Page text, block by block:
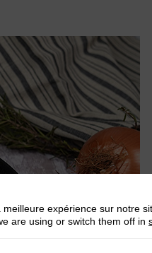
expérience sur notre
are using or switch them off in